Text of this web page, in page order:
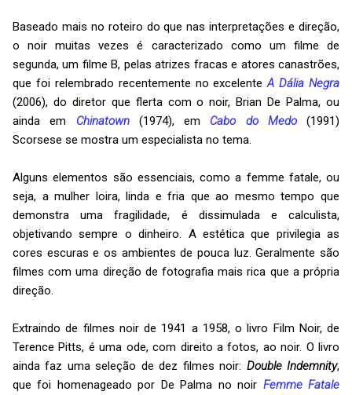
Baseado mais no roteiro do que nas interpretações e direção,
o noir muitas vezes é caracterizado como um filme de
segunda, um filme B, pelas atrizes fracas e atores canastrões,
que foi relembrado recentemente no excelenteA Dália Negra
(2006), do diretor que flerta com o noir, Brian De Palma, ou
ainda em Chinatown(1974), em Cabo do Medo(1991)
Scorsese se mostra um especialista no tema.
Alguns elementos são essenciais, como a femme fatale, ou
seja, a mulher loira, linda e fria que ao mesmo tempo que
demonstra uma fragilidade, é dissimulada e calculista,
objetivando sempre o dinheiro. A estética que privilegia as
cores escuras e os ambientes de pouca luz. Geralmente são
filmes com uma direção de fotografia mais rica que a própria
direção.
Extraindo de filmes noir de 1941 a 1958, o livro Film Noir, de
Terence Pitts, é uma ode, com direito a fotos, ao noir. O livro
ainda faz uma seleção de dez filmes noir: Double Indemnity,
que foi homenageado por De Palma no noir Femme Fatale